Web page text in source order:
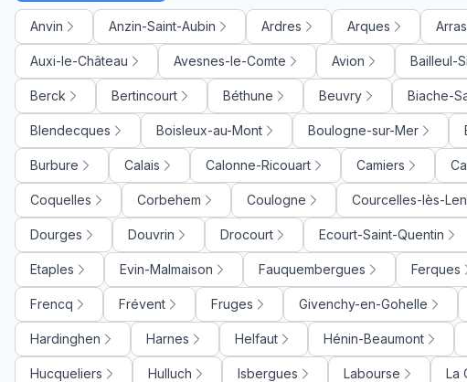
Anvin Anzin-Saint-Aubin Ardres Arques Arras
Auxi-le-Château Avesnes-le-Comte Avion Bailleul-
Berck Bertincourt Béthune Beuvry Biache-
Blendecques Boisleux-au-Mont Boulogne-sur-Mer
Burbure Calais Calonne-Ricouart Camiers
Coquelles Corbehem Coulogne Courcelles-lès-
Dourges Douvrin Drocourt Ecourt-Saint-Quentin
Etaples Evin-Malmaison Fauquembergues Ferques
Frencq Frévent Fruges Givenchy-en-Gohelle
Hardinghen Harnes Helfaut Hénin-Beaumont
Hucqueliers Hulluch Isbergues Labourse La